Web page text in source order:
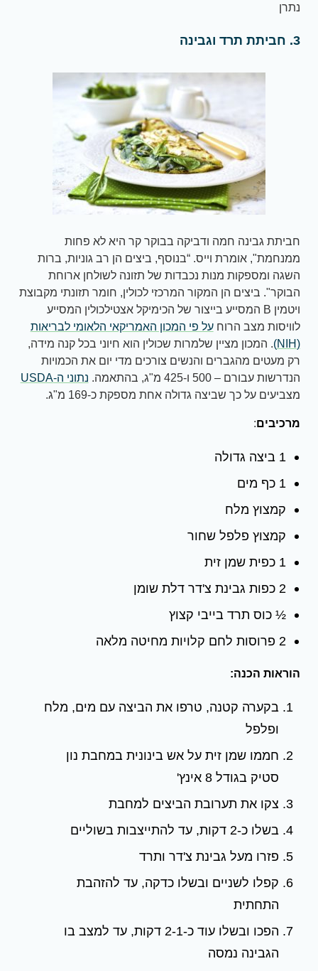
נתרן
3. חביתת תרד וגבינה
חביתת גבינה חמה ודביקה בבוקר קר היא לא פחות
ממנחמת", אומרת וייס. “בנוסף, ביצים הן רב גוניות, ברות
השגה ומספקות מנות נכבדות של תזונה לשולחן ארוחת
הבוקר". ביצים הן המקור המרכזי לכולין, חומר תזונתי מקבוצת
ויטמין B המסייע בייצור של הכימיקל אצטילכולין המסייע
לוויסות מצב הרוחעל פי המכון האמריקאי הלאומי לבריאות
(NIH)
. המכון מציין שלמרות שכולין הוא חיוני בכל קנה מידה,
רק מעטים מהגברים והנשים צורכים מדי יום את הכמויות
הנדרשות עבורם – 500 ו-425 מ"ג, בהתאמה.
נתוני ה-USDA
מצביעים על כך שביצה גדולה אחת מספקת כ-169 מ"ג.
מרכיבים:
1 ביצה גדולה
1 כף מים
קמצוץ מלח
קמצוץ פלפל שחור
1 כפית שמן זית
2 כפות גבינת צ'דר דלת שומן
½ כוס תרד בייבי קצוץ
2 פרוסות לחם קלויות מחיטה מלאה
הוראות הכנה:
בקערה קטנה, טרפו את הביצה עם מים, מלח
ופלפל
חממו שמן זית על אש בינונית במחבת נון
סטיק בגודל 8 אינץ'
צקו את תערובת הביצים למחבת
בשלו כ-2 דקות, עד להתייצבות בשוליים
פזרו מעל גבינת צ'דר ותרד
קפלו לשניים ובשלו כדקה, עד להזהבת
התחתית
הפכו ובשלו עוד כ-2-1 דקות, עד למצב בו
הגבינה נמסה